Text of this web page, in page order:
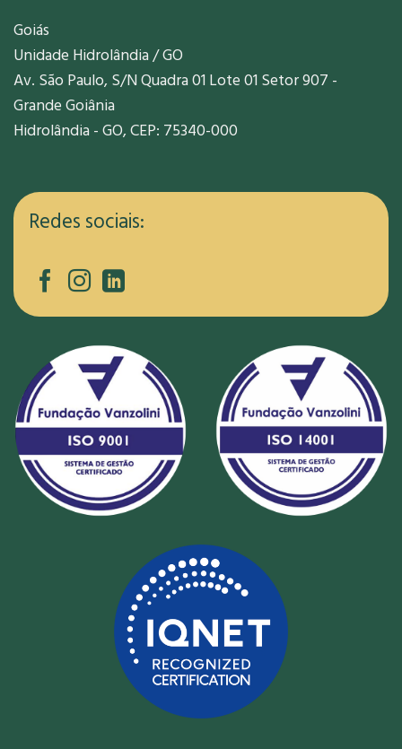
Goiás
Unidade Hidrolândia / GO
Av. São Paulo, S/N Quadra 01 Lote 01 Setor 907 -
Grande Goiânia
Hidrolândia - GO, CEP: 75340-000
Redes sociais: